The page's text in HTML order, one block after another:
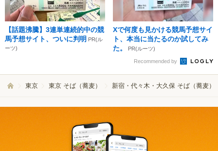
【話題沸騰】3連単連続的中の競
馬予想サイト、ついに判明 PR(ル
ーツ)
Xで何度も見かける競馬予想サイ
ト、本当に当たるのか試してみ
た。
PR(ルーツ)
Recommended by
東京 東京 そば（蕎麦） 新宿・代々木・大久保 そば（蕎麦）